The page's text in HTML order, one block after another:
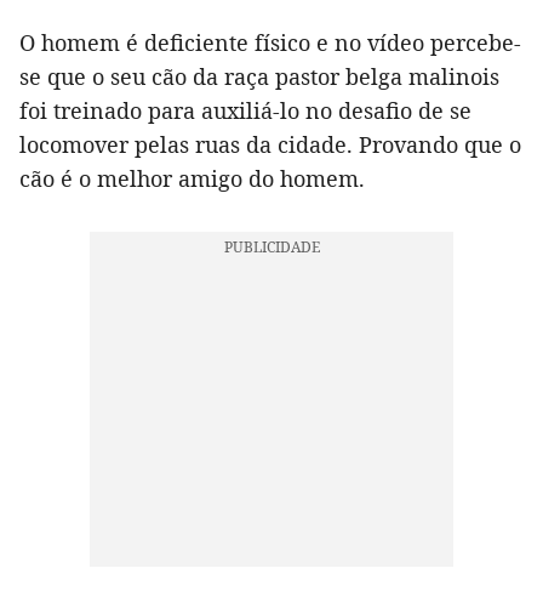
O homem é deficiente físico e no vídeo percebe-
se que o seu cão da raça pastor belga malinois
foi treinado para auxiliá-lo no desafio de se
locomover pelas ruas da cidade. Provando que o
cão é o melhor amigo do homem.